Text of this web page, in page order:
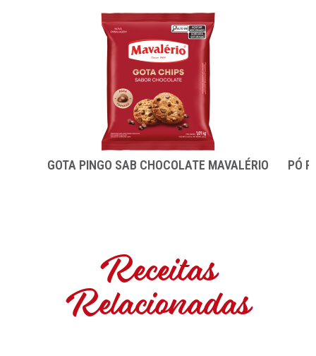
GOTA PINGO SAB CHOCOLATE MAVALÉRIO PÓ
Receitas
Relacionadas